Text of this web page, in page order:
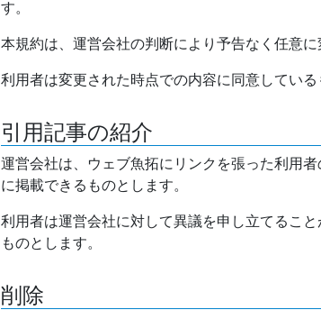
す。
本規約は、運営会社の判断により予告なく任意に
利用者は変更された時点での内容に同意してい
引用記事の紹介
運営会社は、ウェブ魚拓にリンクを張った利用
に掲載できるものとします。
利用者は運営会社に対して異議を申し立てるこ
ものとします。
削除